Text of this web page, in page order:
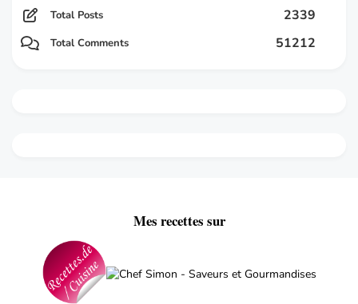
Total Posts 2339
Total Comments 51212
Mes recettes sur